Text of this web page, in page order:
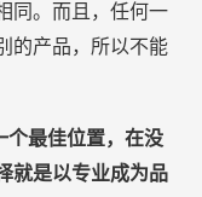
同。而且，任何一
的产品，所以不能
个最佳位置，在没
就是以专业成为品